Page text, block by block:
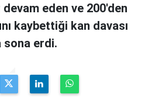
devam eden ve 200'den
kaybettiği kan davası
sona erdi.